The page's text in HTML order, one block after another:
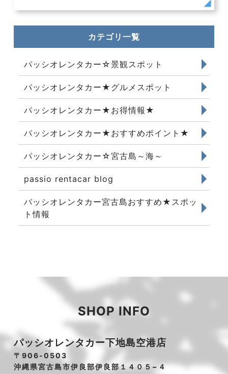
カテゴリ一覧
パッシオレンタカー☆景観スポット
パッシオレンタカー★グルメスポット
パッシオレンタカー★お得情報★
パッシオレンタカー★おすすめポイント★
パッシオレンタカー☆宮古島～海～
passio rentacar blog
パッシオレンタカー宮古島おすすめ★スポッ
ト情報
SHOP INFO
パッシオレンタカー下地島空港店
〒906-0503
沖縄県宮古島市伊良部伊良部１４０５−４